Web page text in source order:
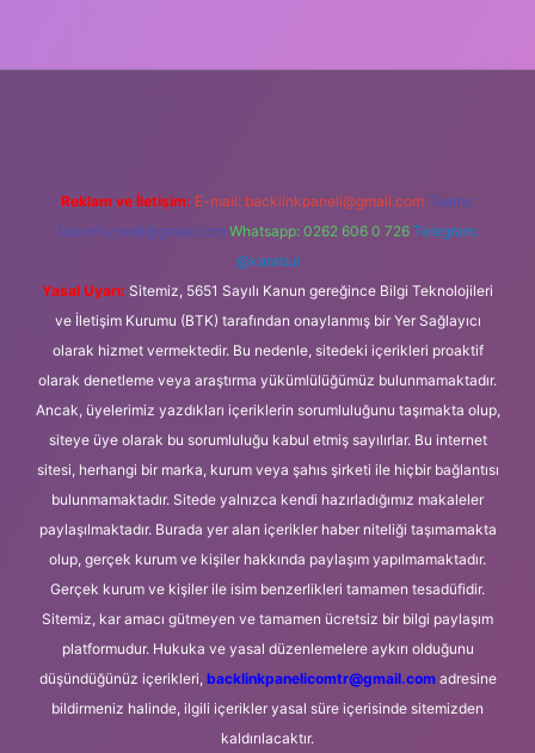
Reklam ve İletişim: E-mail: backlinkpaneli@gmail.com Teams:
forumhizmeti@gmail.com Whatsapp: 0262 606 0 726 Telegram:
@karabul
Yasal Uyarı: Sitemiz, 5651 Sayılı Kanun gereğince Bilgi Teknolojileri
ve İletişim Kurumu (BTK) tarafından onaylanmış bir Yer Sağlayıcı
olarak hizmet vermektedir. Bu nedenle, sitedeki içerikleri proaktif
olarak denetleme veya araştırma yükümlülüğümüz bulunmamaktadır.
Ancak, üyelerimiz yazdıkları içeriklerin sorumluluğunu taşımakta olup,
siteye üye olarak bu sorumluluğu kabul etmiş sayılırlar. Bu internet
sitesi, herhangi bir marka, kurum veya şahıs şirketi ile hiçbir bağlantısı
bulunmamaktadır. Sitede yalnızca kendi hazırladığımız makaleler
paylaşılmaktadır. Burada yer alan içerikler haber niteliği taşımamakta
olup, gerçek kurum ve kişiler hakkında paylaşım yapılmamaktadır.
Gerçek kurum ve kişiler ile isim benzerlikleri tamamen tesadüfidir.
Sitemiz, kar amacı gütmeyen ve tamamen ücretsiz bir bilgi paylaşım
platformudur. Hukuka ve yasal düzenlemelere aykırı olduğunu
düşündüğünüz içerikleri, backlinkpanelicomtr@gmail.comadresine
bildirmeniz halinde, ilgili içerikler yasal süre içerisinde sitemizden
kaldırılacaktır.